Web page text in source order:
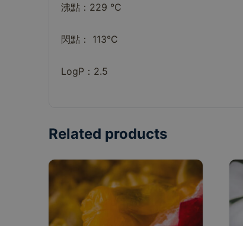
沸點：229 °C
閃點： 113°C
LogP：2.5
Related products